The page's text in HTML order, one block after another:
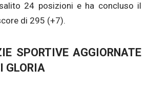
24 posizioni e ha concluso il
di 295 (+7).
SPORTIVE AGGIORNATE
GLORIA